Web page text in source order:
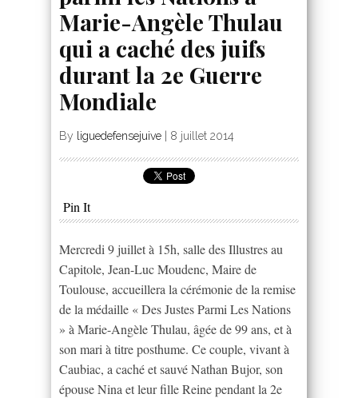
Marie-Angèle Thulau
qui a caché des juifs
durant la 2e Guerre
Mondiale
By liguedefensejuive 8 juillet 2014
Pin It
Mercredi 9 juillet à 15h, salle des Illustres au
Capitole, Jean-Luc Moudenc, Maire de
Toulouse, accueillera la cérémonie de la remise
de la médaille « Des Justes Parmi Les Nations
» à Marie-Angèle Thulau, âgée de 99 ans, et à
son mari à titre posthume. Ce couple, vivant à
Caubiac, a caché et sauvé Nathan Bujor, son
épouse Nina et leur fille Reine pendant la 2e